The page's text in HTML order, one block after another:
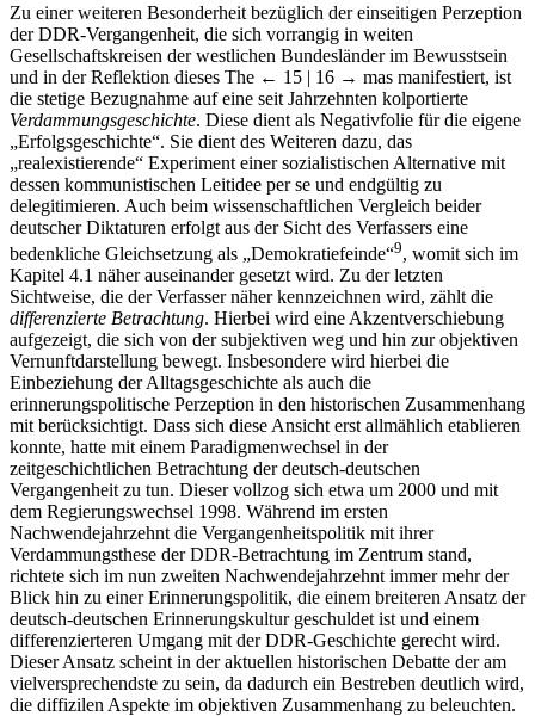
Zu einer weiteren Besonderheit bezüglich der einseitigen Perzeption
der DDR-Vergangenheit, die sich vorrangig in weiten
Gesellschaftskreisen der westlichen Bundesländer im Bewusstsein
und in der Reflektion dieses The ← 15 | 16 → mas manifestiert, ist
die stetige Bezugnahme auf eine seit Jahrzehnten kolportierte
Verdammungsgeschichte. Diese dient als Negativfolie für die eigene
„Erfolgsgeschichte“. Sie dient des Weiteren dazu, das
„realexistierende“ Experiment einer sozialistischen Alternative mit
dessen kommunistischen Leitidee per se und endgültig zu
delegitimieren. Auch beim wissenschaftlichen Vergleich beider
deutscher Diktaturen erfolgt aus der Sicht des Verfassers eine
bedenkliche Gleichsetzung als „Demokratiefeinde“9, womit sich im
Kapitel 4.1 näher auseinander gesetzt wird. Zu der letzten
Sichtweise, die der Verfasser näher kennzeichnen wird, zählt die
differenzierte Betrachtung. Hierbei wird eine Akzentverschiebung
aufgezeigt, die sich von der subjektiven weg und hin zur objektiven
Vernunftdarstellung bewegt. Insbesondere wird hierbei die
Einbeziehung der Alltagsgeschichte als auch die
erinnerungspolitische Perzeption in den historischen Zusammenhang
mit berücksichtigt. Dass sich diese Ansicht erst allmählich etablieren
konnte, hatte mit einem Paradigmenwechsel in der
zeitgeschichtlichen Betrachtung der deutsch-deutschen
Vergangenheit zu tun. Dieser vollzog sich etwa um 2000 und mit
dem Regierungswechsel 1998. Während im ersten
Nachwendejahrzehnt die Vergangenheitspolitik mit ihrer
Verdammungsthese der DDR-Betrachtung im Zentrum stand,
richtete sich im nun zweiten Nachwendejahrzehnt immer mehr der
Blick hin zu einer Erinnerungspolitik, die einem breiteren Ansatz der
deutsch-deutschen Erinnerungskultur geschuldet ist und einem
differenzierteren Umgang mit der DDR-Geschichte gerecht wird.
Dieser Ansatz scheint in der aktuellen historischen Debatte der am
vielversprechendste zu sein, da dadurch ein Bestreben deutlich wird,
die diffizilen Aspekte im objektiven Zusammenhang zu beleuchten.